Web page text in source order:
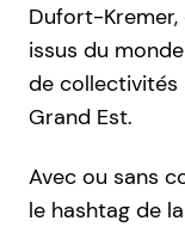
Dufort-
issus du
de collectivités
Grand Est.
Avec ou sans
le hashtag de